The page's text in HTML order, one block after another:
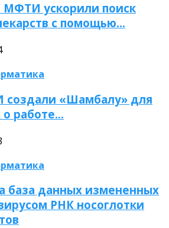
МФТИ ускорили поиск
с помощью…
«Шамбалу» для
работе…
база данных измененных
РНК носоглотки